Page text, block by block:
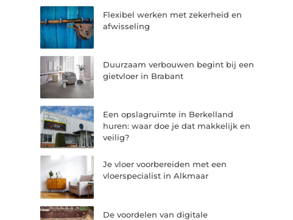
Flexibel werken met zekerheid en
afwisseling
Duurzaam verbouwen begint bij een
gietvloer in Brabant
Een opslagruimte in Berkelland
huren: waar doe je dat makkelijk en
veilig?
Je vloer voorbereiden met een
vloerspecialist in Alkmaar
De voordelen van digitale